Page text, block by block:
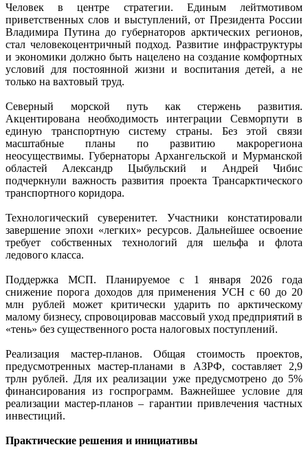
Человек в центре стратегии. Единым лейтмотивом
приветственных слов и выступлений, от Президента России
Владимира Путина до губернаторов арктических регионов,
стал человекоцентричный подход. Развитие инфраструктуры
и экономики должно быть нацелено на создание комфортных
условий для постоянной жизни и воспитания детей, а не
только на вахтовый труд.
Северный морской путь как стержень развития.
Акцентирована необходимость интеграции Севморпути в
единую транспортную систему страны. Без этой связи
масштабные планы по развитию макрорегиона
неосуществимы. Губернаторы Архангельской и Мурманской
областей Александр Цыбульский и Андрей Чибис
подчеркнули важность развития проекта Трансарктического
транспортного коридора.
Технологический суверенитет. Участники констатировали
завершение эпохи «легких» ресурсов. Дальнейшее освоение
требует собственных технологий для шельфа и флота
ледового класса.
Поддержка МСП. Планируемое с 1 января 2026 года
снижение порога доходов для применения УСН с 60 до 20
млн рублей может критически ударить по арктическому
малому бизнесу, спровоцировав массовый уход предприятий в
«тень» без существенного роста налоговых поступлений.
Реализация мастер-планов. Общая стоимость проектов,
предусмотренных мастер-планами в АЗРФ, составляет 2,9
трлн рублей. Для их реализации уже предусмотрено до 5%
финансирования из госпрограмм. Важнейшее условие для
реализации мастер-планов – гарантии привлечения частных
инвестиций.
Практические решения и инициативы